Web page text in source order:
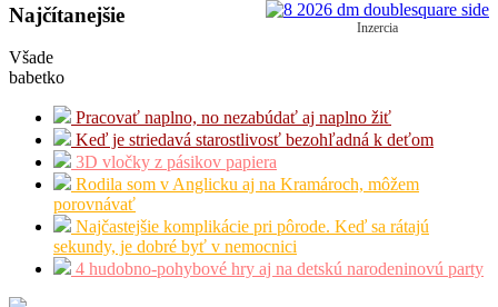
Inzercia
Najčítanejšie
Všade
babetko
Pracovať naplno, no nezabúdať aj naplno žiť
Keď je striedavá starostlivosť bezohľadná k deťom
3D vločky z pásikov papiera
Rodila som v Anglicku aj na Kramároch, môžem
porovnávať
Najčastejšie komplikácie pri pôrode. Keď sa rátajú
sekundy, je dobré byť v nemocnici
4 hudobno-pohybové hry aj na detskú narodeninovú party